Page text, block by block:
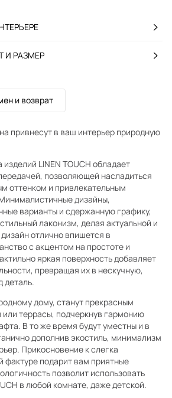
И РАЗМЕР
и возврат
привнесут в ваш интерьер природную
LINEN TOUCH обладает
позволяющей насладиться
оттенком и привлекательным
дизайны,
варианты и сдержанную графику,
лаконизм, делая актуальной и
отлично впишется в
с акцентом на простоте и
яркая поверхность добавляет
превращая их в нескучную,
деталь.
дому, станут прекрасным
террасы, подчеркнув гармонию
В то же время будут уместны и в
дополнив экостиль, минимализм
Прикосновение к слегка
фактуре подарит вам приятные
позволит использовать
в любой комнате, даже детской.